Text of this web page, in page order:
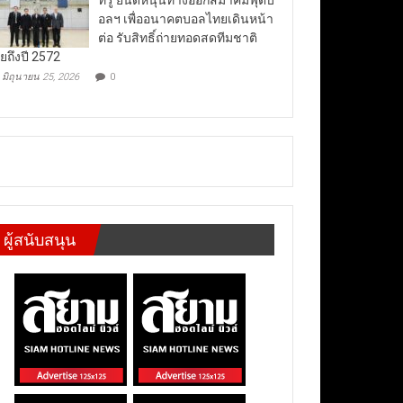
อลฯ เพื่ออนาคตบอลไทยเดินหน้า
ต่อ รับสิทธิ์ถ่ายทอดสดทีมชาติ
ถึงปี 2572
มิถุนายน 25, 2026 0
ผู้สนับสนุน